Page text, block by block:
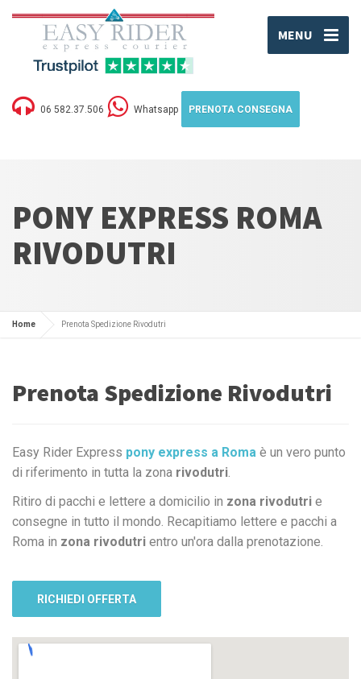
MENU
06 582.37.506 Whatsapp PRENOTA CONSEGNA
PONY EXPRESS ROMA
RIVODUTRI
Home Prenota Spedizione Rivodutri
Prenota Spedizione Rivodutri
Easy Rider Express pony express a Roma è un vero punto
di riferimento in tutta la zona rivodutri.
Ritiro di pacchi e lettere a domicilio in zona rivodutri e
consegne in tutto il mondo. Recapitiamo lettere e pacchi a
Roma in zona rivodutri entro un'ora dalla prenotazione.
RICHIEDI OFFERTA